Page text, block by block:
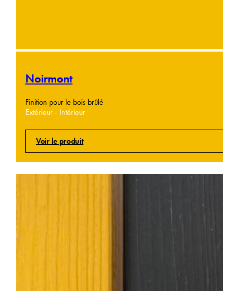
Noirmont
Finition pour le bois brûlé
Extérieur - Intérieur
Voir le produit